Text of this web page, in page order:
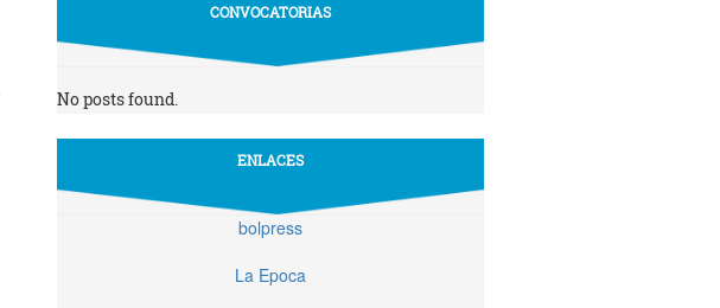
CONVOCATORIAS
No posts found.
ENLACES
bolpress
La Epoca